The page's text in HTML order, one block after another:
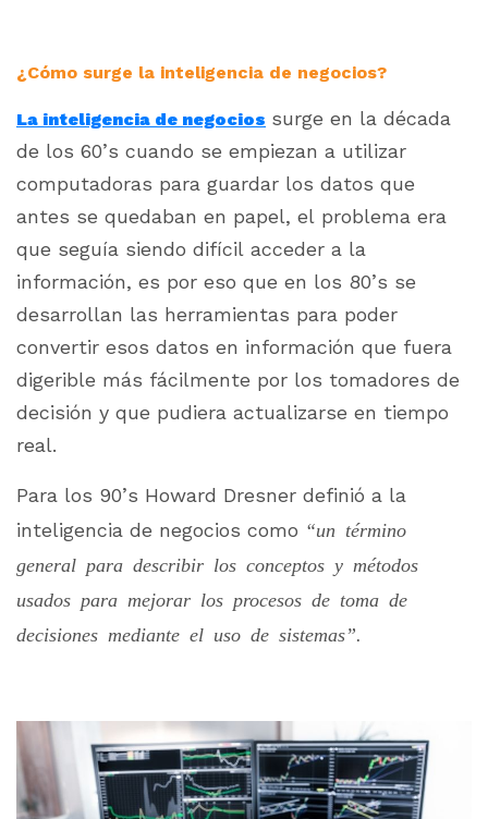
¿Cómo surge la inteligencia de negocios?
La inteligencia de negocios surge en la década
de los 60’s cuando se empiezan a utilizar
computadoras para guardar los datos que
antes se quedaban en papel, el problema era
que seguía siendo difícil acceder a la
información, es por eso que en los 80’s se
desarrollan las herramientas para poder
convertir esos datos en información que fuera
digerible más fácilmente por los tomadores de
decisión y que pudiera actualizarse en tiempo
real.
Para los 90’s Howard Dresner definió a la
inteligencia de negocios como “un término
general para describir los conceptos y métodos
usados para mejorar los procesos de toma de
decisiones mediante el uso de sistemas”.